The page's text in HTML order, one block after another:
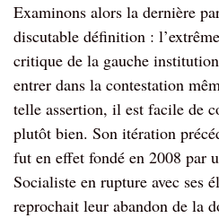
Examinons alors la dernière
discutable définition :
critique de la gauche
entrer dans la contestation
telle assertion, il est facile de
plutôt bien. Son itération
fut en effet fondé en 2008 par
Socialiste en rupture avec ses
reprochait leur abandon de la